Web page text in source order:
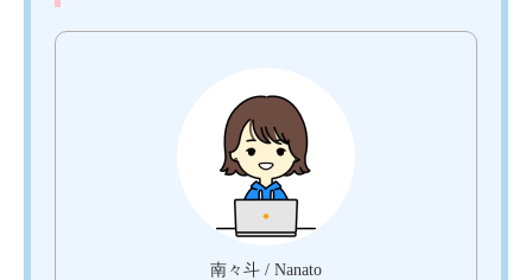
南々斗 / Nanato